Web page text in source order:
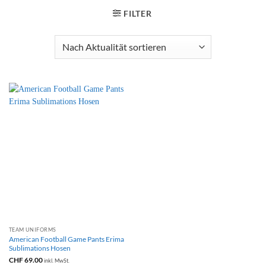
FILTER
TEAM UNIFORMS
American Football Game Pants Erima
Sublimations Hosen
CHF69.00 inkl. MwSt.